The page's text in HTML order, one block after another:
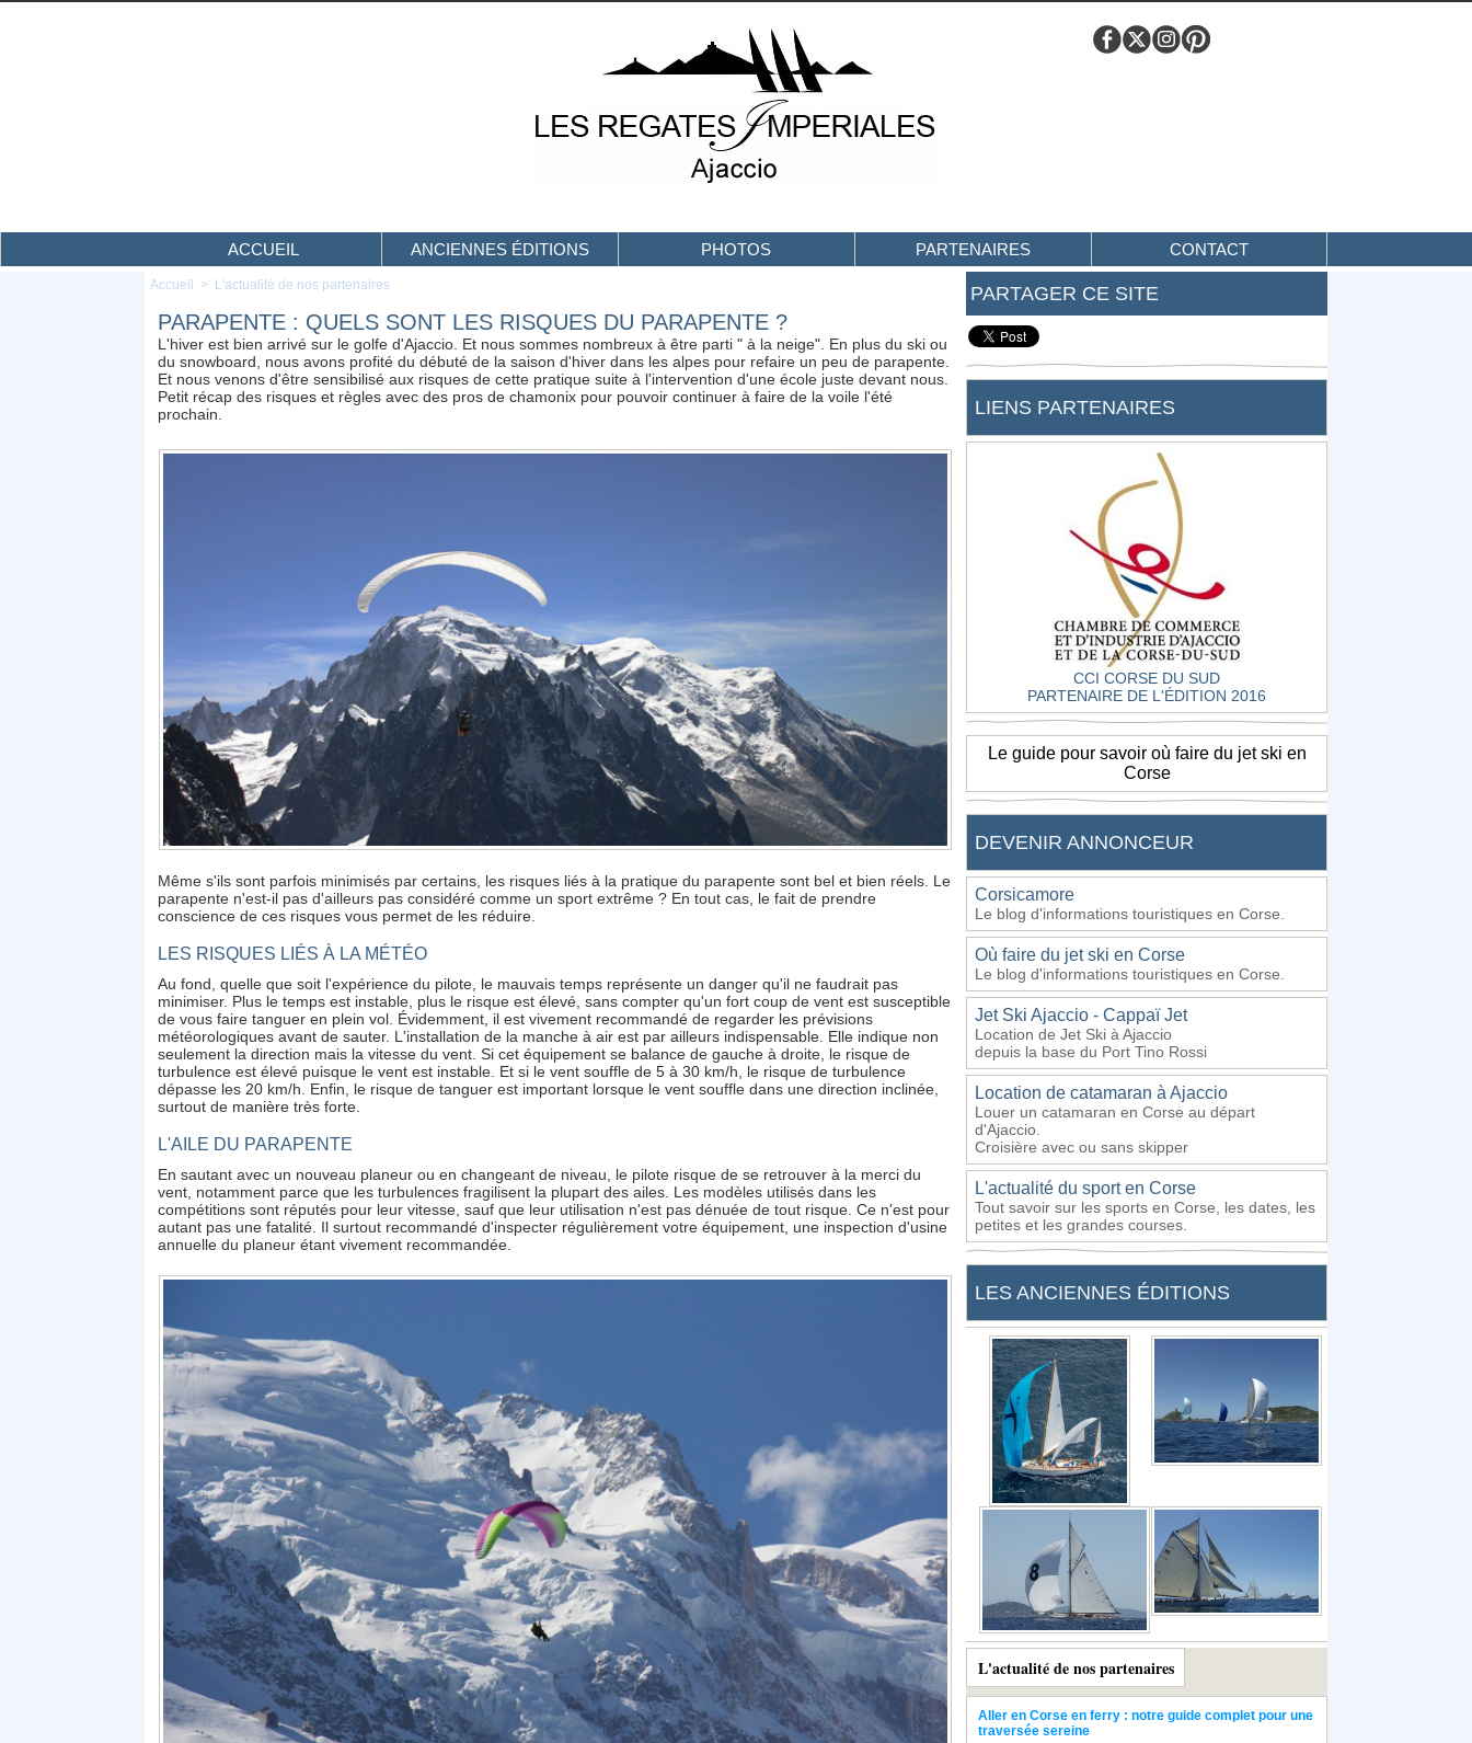
ACCUEIL ANCIENNES ÉDITIONS PHOTOS PARTENAIRES CONTACT
Accueil > L'actualité de nos partenaires
PARAPENTE : QUELS SONT LES RISQUES DU PARAPENTE ?
L'hiver est bien arrivé sur le golfe d'Ajaccio. Et nous sommes nombreux à être parti " à la neige". En plus du ski ou
du snowboard, nous avons profité du débuté de la saison d'hiver dans les alpes pour refaire un peu de parapente.
Et nous venons d'être sensibilisé aux risques de cette pratique suite à l'intervention d'une école juste devant nous.
Petit récap des risques et règles avec des pros de chamonix pour pouvoir continuer à faire de la voile l'été
prochain.
Même s'ils sont parfois minimisés par certains, les risques liés à la pratique du parapente sont bel et bien réels. Le
parapente n'est-il pas d'ailleurs pas considéré comme un sport extrême ? En tout cas, le fait de prendre
conscience de ces risques vous permet de les réduire.
LES RISQUES LIÉS À LA MÉTÉO
Au fond, quelle que soit l'expérience du pilote, le mauvais temps représente un danger qu'il ne faudrait pas
minimiser. Plus le temps est instable, plus le risque est élevé, sans compter qu'un fort coup de vent est susceptible
de vous faire tanguer en plein vol. Évidemment, il est vivement recommandé de regarder les prévisions
météorologiques avant de sauter. L'installation de la manche à air est par ailleurs indispensable. Elle indique non
seulement la direction mais la vitesse du vent. Si cet équipement se balance de gauche à droite, le risque de
turbulence est élevé puisque le vent est instable. Et si le vent souffle de 5 à 30 km/h, le risque de turbulence
dépasse les 20 km/h. Enfin, le risque de tanguer est important lorsque le vent souffle dans une direction inclinée,
surtout de manière très forte.
L'AILE DU PARAPENTE
En sautant avec un nouveau planeur ou en changeant de niveau, le pilote risque de se retrouver à la merci du
vent, notamment parce que les turbulences fragilisent la plupart des ailes. Les modèles utilisés dans les
compétitions sont réputés pour leur vitesse, sauf que leur utilisation n'est pas dénuée de tout risque. Ce n'est pour
autant pas une fatalité. Il surtout recommandé d'inspecter régulièrement votre équipement, une inspection d'usine
annuelle du planeur étant vivement recommandée.
PARTAGER CE SITE
LIENS PARTENAIRES
CCI CORSE DU SUD
PARTENAIRE DE L'ÉDITION 2016
Le guide pour savoir où faire du jet ski en
Corse
DEVENIR ANNONCEUR
Corsicamore
Le blog d'informations touristiques en Corse.
Où faire du jet ski en Corse
Le blog d'informations touristiques en Corse.
Jet Ski Ajaccio - Cappaï Jet
Location de Jet Ski à Ajaccio
depuis la base du Port Tino Rossi
Location de catamaran à Ajaccio
Louer un catamaran en Corse au départ
d'Ajaccio.
Croisière avec ou sans skipper
L'actualité du sport en Corse
Tout savoir sur les sports en Corse, les dates, les
petites et les grandes courses.
LES ANCIENNES ÉDITIONS
L'actualité de nos partenaires
Aller en Corse en ferry : notre guide complet pour une
traversée sereine